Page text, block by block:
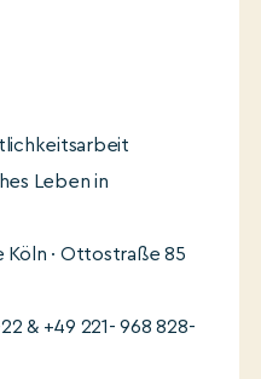
Leben in
· Ottostraße 85
& +49 221- 968 828-